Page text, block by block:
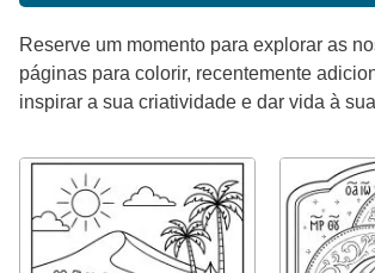
Reserve um momento para explorar as
páginas para colorir, recentemente
inspirar a sua criatividade e dar vida à